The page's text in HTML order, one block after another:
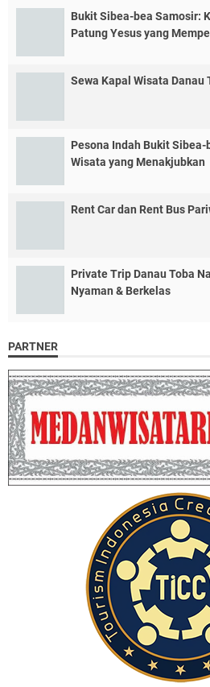
Bukit Sibea-bea Samosir:
Patung Yesus yang
Sewa Kapal Wisata Danau
Pesona Indah Bukit
Wisata yang Menakjubkan
Rent Car dan Rent Bus
Private Trip Danau Toba
Nyaman & Berkelas
PARTNER